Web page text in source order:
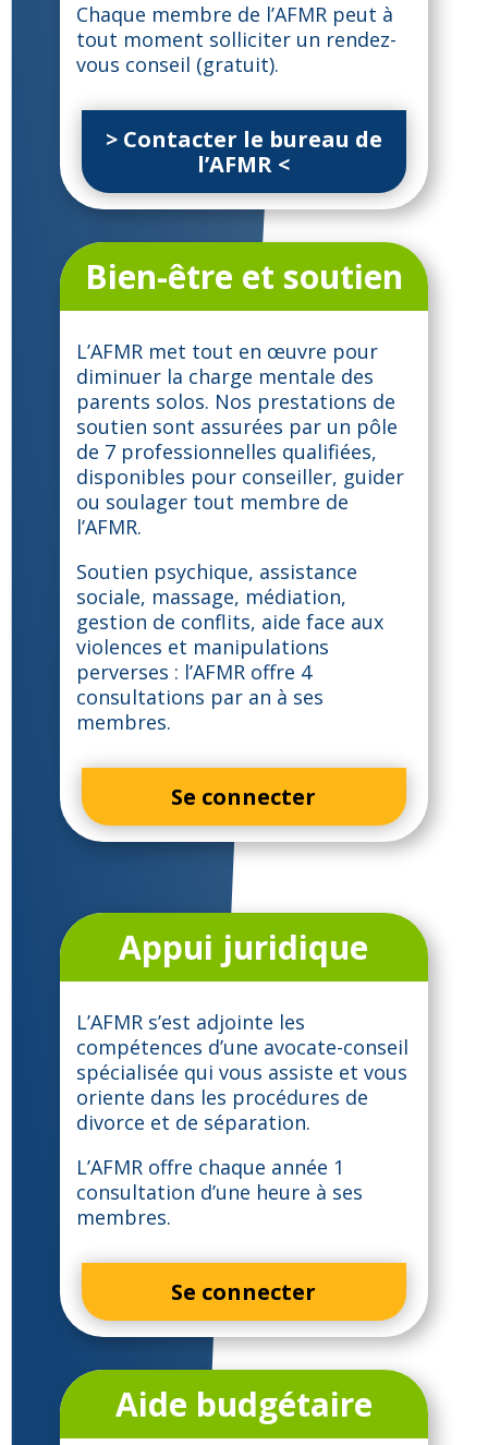
Chaque membre de l’AFMR peut à
tout moment solliciter un rendez-
vous conseil (gratuit).
> Contacter le bureau de
l’AFMR <
Bien-être et soutien
L’AFMR met tout en œuvre pour
diminuer la charge mentale des
parents solos. Nos prestations de
soutien sont assurées par un pôle
de 7 professionnelles qualifiées,
disponibles pour conseiller, guider
ou soulager tout membre de
l’AFMR.
Soutien psychique, assistance
sociale, massage, médiation,
gestion de conflits, aide face aux
violences et manipulations
perverses : l’AFMR offre 4
consultations par an à ses
membres.
Se connecter
Appui juridique
L’AFMR s’est adjointe les
compétences d’une avocate-conseil
spécialisée qui vous assiste et vous
oriente dans les procédures de
divorce et de séparation.
L’AFMR offre chaque année 1
consultation d’une heure à ses
membres.
Se connecter
Aide budgétaire